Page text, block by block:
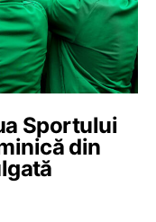
Sportului
din